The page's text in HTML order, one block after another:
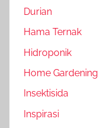
Durian
Hama Ternak
Hidroponik
Home Gardening
Insektisida
Inspirasi